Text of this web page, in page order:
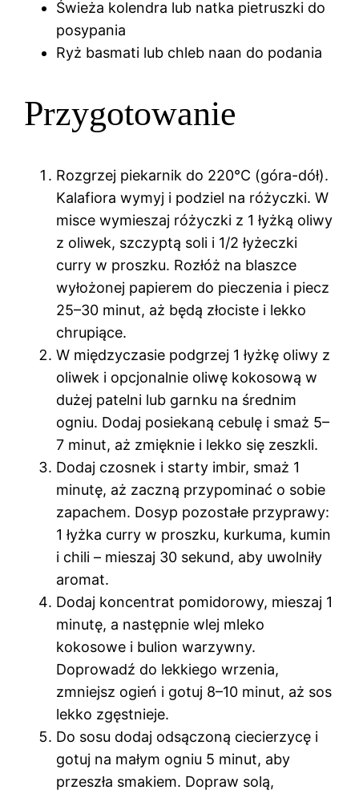
Świeża kolendra lub natka pietruszki do
posypania
Ryż basmati lub chleb naan do podania
Przygotowanie
Rozgrzej piekarnik do 220°C (góra-dół).
Kalafiora wymyj i podziel na różyczki. W
misce wymieszaj różyczki z 1 łyżką oliwy
z oliwek, szczyptą soli i 1/2 łyżeczki
curry w proszku. Rozłóż na blaszce
wyłożonej papierem do pieczenia i piecz
25–30 minut, aż będą złociste i lekko
chrupiące.
W międzyczasie podgrzej 1 łyżkę oliwy z
oliwek i opcjonalnie oliwę kokosową w
dużej patelni lub garnku na średnim
ogniu. Dodaj posiekaną cebulę i smaż 5–
7 minut, aż zmięknie i lekko się zeszkli.
Dodaj czosnek i starty imbir, smaż 1
minutę, aż zaczną przypominać o sobie
zapachem. Dosyp pozostałe przyprawy:
1 łyżka curry w proszku, kurkuma, kumin
i chili – mieszaj 30 sekund, aby uwolniły
aromat.
Dodaj koncentrat pomidorowy, mieszaj 1
minutę, a następnie wlej mleko
kokosowe i bulion warzywny.
Doprowadź do lekkiego wrzenia,
zmniejsz ogień i gotuj 8–10 minut, aż sos
lekko zgęstnieje.
Do sosu dodaj odsączoną ciecierzycę i
gotuj na małym ogniu 5 minut, aby
przeszła smakiem. Dopraw solą,